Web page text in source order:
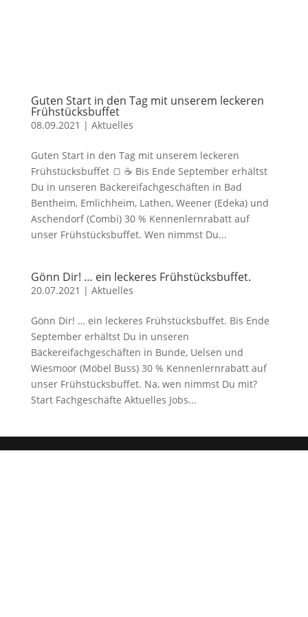
Guten Start in den Tag mit unserem leckeren
Frühstücksbuffet
08.09.2021 | Aktuelles
Guten Start in den Tag mit unserem leckeren
Frühstücksbuffet 🍞 ☕ Bis Ende September erhältst
Du in unseren Bäckereifachgeschäften in Bad
Bentheim, Emlichheim, Lathen, Weener (Edeka) und
Aschendorf (Combi) 30 % Kennenlernrabatt auf
unser Frühstücksbuffet. Wen nimmst Du...
Gönn Dir! … ein leckeres Frühstücksbuffet.
20.07.2021 | Aktuelles
Gönn Dir! … ein leckeres Frühstücksbuffet. Bis Ende
September erhältst Du in unseren
Bäckereifachgeschäften in Bunde, Uelsen und
Wiesmoor (Möbel Buss) 30 % Kennenlernrabatt auf
unser Frühstücksbuffet. Na, wen nimmst Du mit?
Start Fachgeschäfte Aktuelles Jobs...